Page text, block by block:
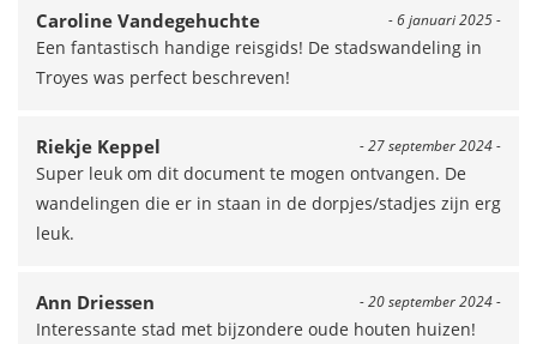
- 6 januari 2025 -
Caroline Vandegehuchte
Een fantastisch handige reisgids! De stadswandeling in
Troyes was perfect beschreven!
- 27 september 2024 -
Riekje Keppel
Super leuk om dit document te mogen ontvangen. De
wandelingen die er in staan in de dorpjes/stadjes zijn erg
leuk.
- 20 september 2024 -
Ann Driessen
Interessante stad met bijzondere oude houten huizen!